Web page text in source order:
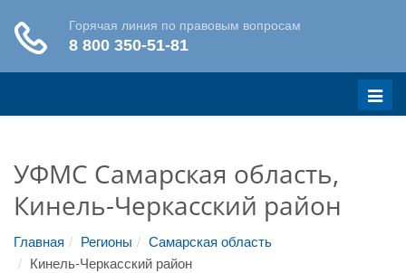
Меню
УФМС Самарская область,
Кинель-Черкасский район
Главная Регионы
Самарская область
Кинель-Черкасский район